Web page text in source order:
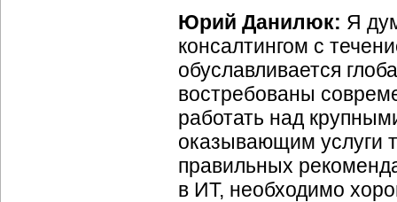
Юрий Данилюк: Я
консалтингом с
обуславливается
востребованы
работать над
оказывающим услуги
правильных
в ИТ, необходимо